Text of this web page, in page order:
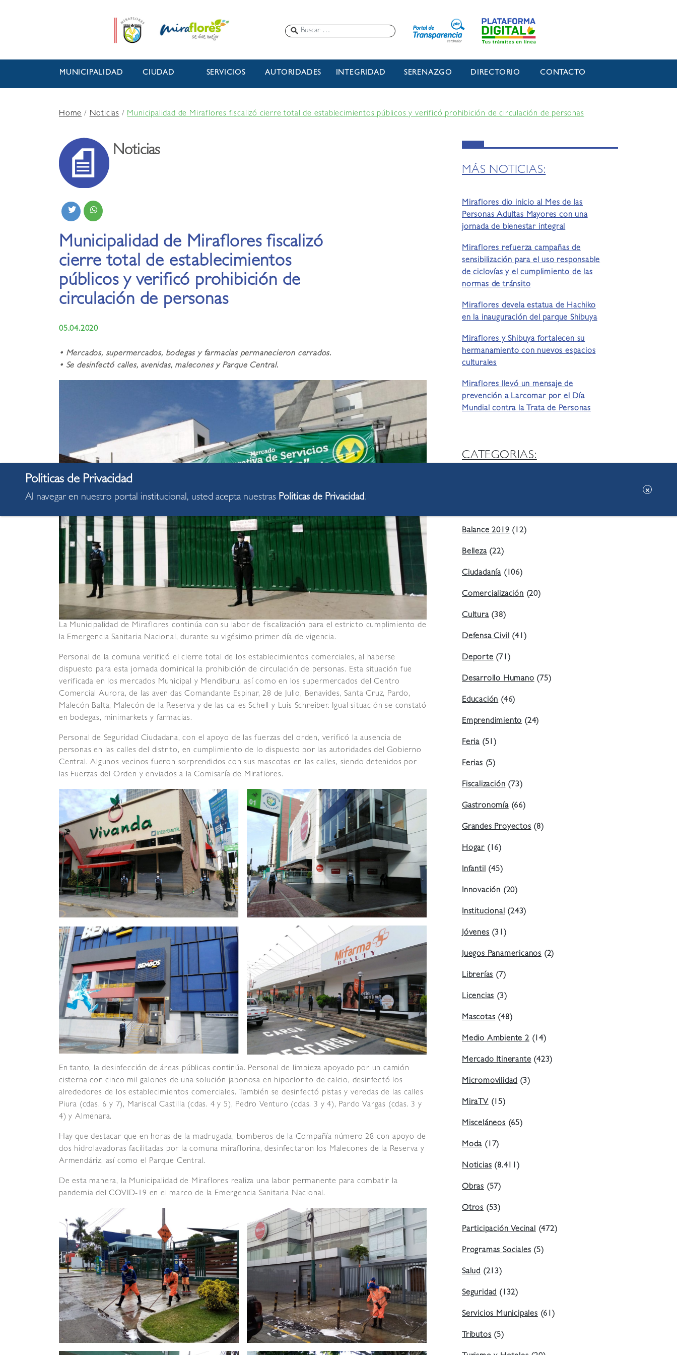
MUNICIPALIDAD CIUDAD SERVICIOS AUTORIDADES INTEGRIDAD SERENAZGO DIRECTORIO CONTACTO
Home/Noticias /Municipalidad de Miraflores fiscalizó cierre total de establecimientos públicos y verificó prohibición de circulación de personas
Noticias
Municipalidad de Miraflores fiscalizó
cierre total de establecimientos
públicos y verificó prohibición de
circulación de personas
05.04.2020
• Mercados, supermercados, bodegas y farmacias permanecieron cerrados.
• Se desinfectó calles, avenidas, malecones y Parque Central.
La Municipalidad de Miraflores continúa con su labor de fiscalización para el estricto cumplimiento de
la Emergencia Sanitaria Nacional, durante su vigésimo primer día de vigencia.
Personal de la comuna verificó el cierre total de los establecimientos comerciales, al haberse
dispuesto para esta jornada dominical la prohibición de circulación de personas. Esta situación fue
verificada en los mercados Municipal y Mendiburu, así como en los supermercados del Centro
Comercial Aurora, de las avenidas Comandante Espinar, 28 de Julio, Benavides, Santa Cruz, Pardo,
Malecón Balta, Malecón de la Reserva y de las calles Schell y Luis Schreiber. Igual situación se constató
en bodegas, minimarkets y farmacias.
Personal de Seguridad Ciudadana, con el apoyo de las fuerzas del orden, verificó la ausencia de
personas en las calles del distrito, en cumplimiento de lo dispuesto por las autoridades del Gobierno
Central. Algunos vecinos fueron sorprendidos con sus mascotas en las calles, siendo detenidos por
las Fuerzas del Orden y enviados a la Comisaría de Miraflores.
En tanto, la desinfección de áreas públicas continúa. Personal de limpieza apoyado por un camión
cisterna con cinco mil galones de una solución jabonosa en hipoclorito de calcio, desinfectó los
alrededores de los establecimientos comerciales. También se desinfectó pistas y veredas de las calles
Piura (cdas. 6 y 7), Mariscal Castilla (cdas. 4 y 5), Pedro Venturo (cdas. 3 y 4), Pardo Vargas (cdas. 3 y
4) y Almenara.
Hay que destacar que en horas de la madrugada, bomberos de la Compañía número 28 con apoyo de
dos hidrolavadoras facilitadas por la comuna miraflorina, desinfectaron los Malecones de la Reserva y
Armendáriz, así como el Parque Central.
De esta manera, la Municipalidad de Miraflores realiza una labor permanente para combatir la
pandemia del COVID-19 en el marco de la Emergencia Sanitaria Nacional.
MÁS NOTICIAS:
Miraflores dio inicio al Mes de las
Personas Adultas Mayores con una
jornada de bienestar integral
Miraflores refuerza campañas de
sensibilización para el uso responsable
de ciclovías y el cumplimiento de las
normas de tránsito
Miraflores devela estatua de Hachiko
en la inauguración del parque Shibuya
Miraflores y Shibuya fortalecen su
hermanamiento con nuevos espacios
culturales
Miraflores llevó un mensaje de
prevención a Larcomar por el Día
Mundial contra la Trata de Personas
CATEGORIAS:
Balance 2019(12)
Belleza(22)
Ciudadanía (106)
Comercialización(20)
Cultura(38)
Defensa Civil(41)
Deporte(71)
Desarrollo Humano(75)
Educación(46)
Emprendimiento(24)
Feria (51)
Ferias(5)
Fiscalización(73)
Gastronomía(66)
Grandes Proyectos(8)
Hogar (16)
Infantil(45)
Innovación (20)
Institucional(243)
Jóvenes(31)
Juegos Panamericanos (2)
Librerías(7)
Licencias(3)
Mascotas(48)
Medio Ambiente 2(14)
Mercado Itinerante(423)
Micromovilidad(3)
MiraTV(15)
Misceláneos(65)
Moda(17)
Noticias(8.411)
Obras (57)
Otros (53)
Participación Vecinal(472)
Programas Sociales(5)
Salud (213)
Seguridad(132)
Servicios Municipales(61)
Tributos(5)
Al navegar en nuestro portal institucional, usted acepta nuestras Politicas de Privacidad.